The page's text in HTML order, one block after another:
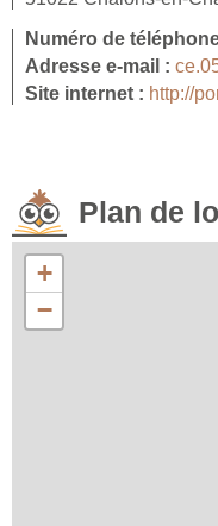
Numéro de
Adresse e-mail :
Site internet : http://
Plan de
+
−